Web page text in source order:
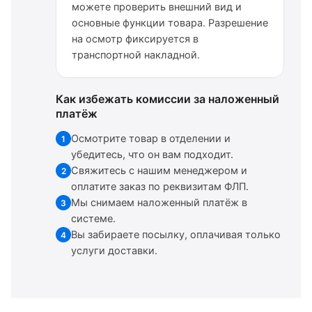
можете проверить внешний вид и
основные функции товара. Разрешение
на осмотр фиксируется в
транспортной накладной.
Как избежать комиссии за наложенный
платёж
1
Осмотрите товар в отделении и
убедитесь, что он вам подходит.
2 Свяжитесь с нашим менеджером и
оплатите заказ по реквизитам ФЛП.
3 Мы снимаем наложенный платёж в
системе.
4 Вы забираете посылку, оплачивая только
услуги доставки.